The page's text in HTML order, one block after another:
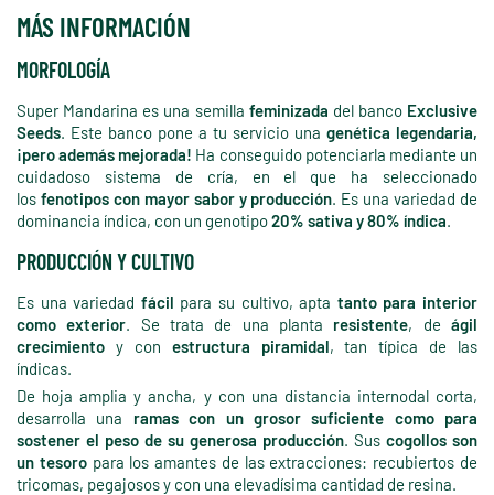
MÁS INFORMACIÓN
MORFOLOGÍA
Super Mandarina es una semilla feminizada del banco Exclusive
Seeds. Este banco pone a tu servicio una genética legendaria,
¡pero además mejorada! Ha conseguido potenciarla mediante un
cuidadoso sistema de cría, en el que ha seleccionado
los fenotipos con mayor sabor y producción. Es una variedad de
dominancia índica, con un genotipo20% sativa y 80% índica.
PRODUCCIÓN Y CULTIVO
Es una variedad fácil para su cultivo, apta tanto para interior
como exterior. Se trata de una planta resistente, deágil
crecimiento y con estructura piramidal, tan típica de las
índicas.
De hoja amplia y ancha, y con una distancia internodal corta,
desarrolla una ramas con un grosor suficiente como para
sostener el peso de su generosa producción. Sus cogollos son
un tesoropara los amantes de las extracciones: recubiertos de
tricomas, pegajosos y con una elevadísima cantidad de resina.